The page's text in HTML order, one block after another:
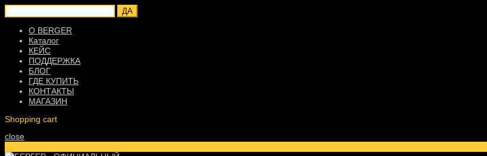
ДА
О BERGER
Каталог
КЕЙС
ПОДДЕРЖКА
БЛОГ
ГДЕ КУПИТЬ
КОНТАКТЫ
МАГАЗИН
Shopping cart
close